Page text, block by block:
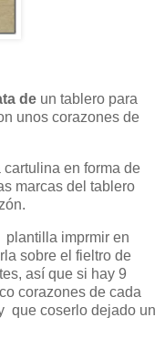
de un tablero para
unos corazones de
cartulina en forma de
marcas del tablero
plantilla imprmir en
sobre el fieltro de
así que si hay 9
corazones de cada
que coserlo dejado un